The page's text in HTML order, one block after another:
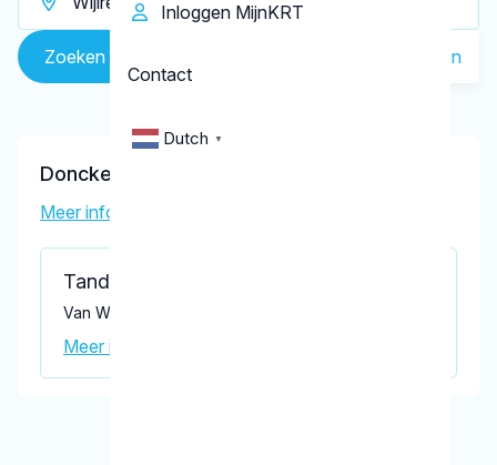
Inloggen MijnKRT
Contact
Dutch ▼
Zoeken Filteren
Donckers, B.H.
Meer informatie tandarts
Tandartspraktijk B. Donckers
Van Wachtendonckplein 16 a, Wijlre 6321 BG
Meer informatie praktijk